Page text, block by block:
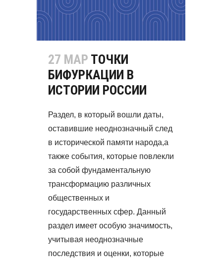
27 МАР ТОЧКИ
БИФУРКАЦИИ В
ИСТОРИИ РОССИИ
Раздел, в который вошли даты,
оставившие неоднозначный след
в исторической памяти народа,а
также события, которые повлекли
за собой фундаментальную
трансформацию различных
общественных и
государственных сфер. Данный
раздел имеет особую значимость,
учитывая неоднозначные
последствия и оценки, которые